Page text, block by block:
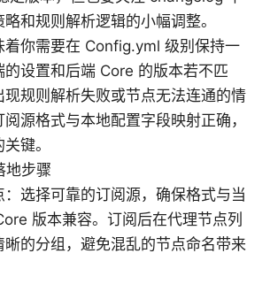
和规则解析逻辑的小幅调整。
着你需要在 Config.yml 级别保持一
的设置和后端 Core 的版本若不匹
现规则解析失败或节点无法连通的情
源格式与本地配置字段映射正确，
键。
地步骤
：选择可靠的订阅源，确保格式与当
版本兼容。订阅后在代理节点列
晰的分组，避免混乱的节点命名带来